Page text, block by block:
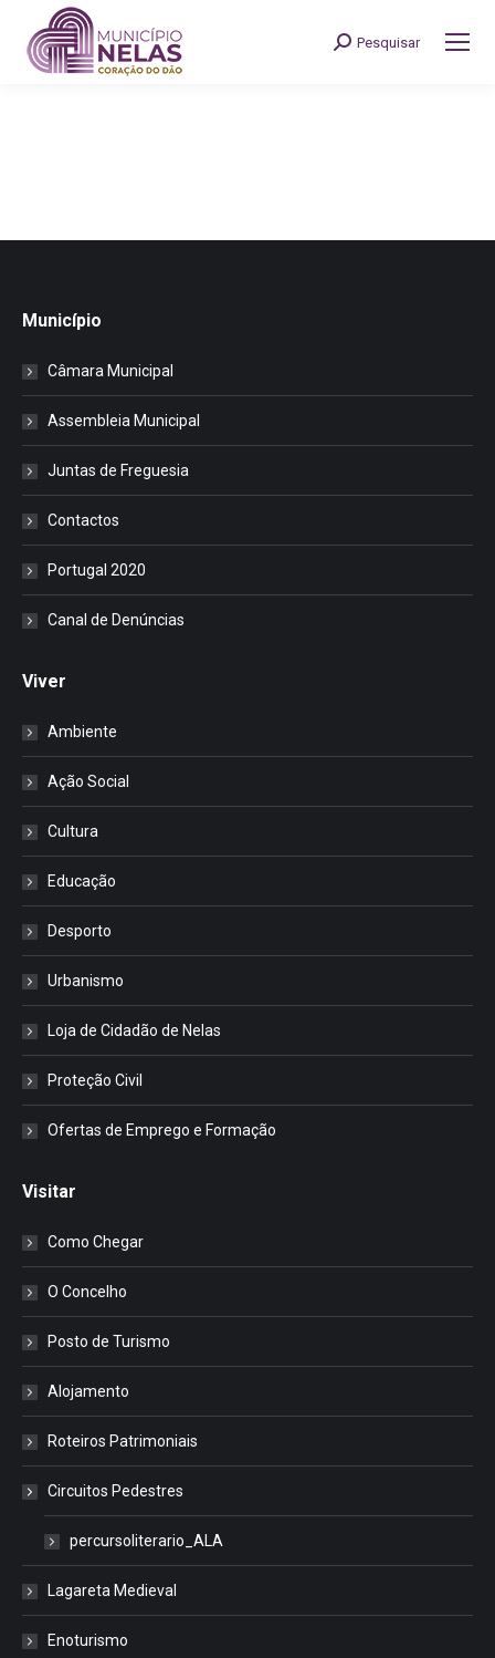
Search:
Pesquisar
Município
Câmara Municipal
Assembleia Municipal
Juntas de Freguesia
Contactos
Portugal 2020
Canal de Denúncias
Viver
Ambiente
Ação Social
Cultura
Educação
Desporto
Urbanismo
Loja de Cidadão de Nelas
Proteção Civil
Ofertas de Emprego e Formação
Visitar
Como Chegar
O Concelho
Posto de Turismo
Alojamento
Roteiros Patrimoniais
Circuitos Pedestres
percursoliterario_ALA
Lagareta Medieval
Enoturismo